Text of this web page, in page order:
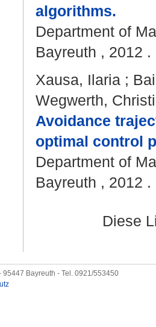
algorithms.
Department of
Bayreuth , 2012 .
Xausa, Ilaria ;
Wegwerth,
Avoidance
optimal control
Department of
Bayreuth , 2012 .
Diese
95447 Bayreuth - Tel. 0921/553450